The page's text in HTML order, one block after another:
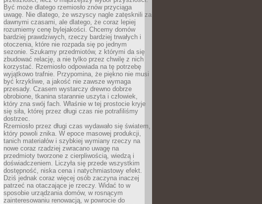
Być może dlatego rzemiosło znów przyciąga
uwagę. Nie dlatego, że wszyscy nagle zatęsknili za
dawnymi czasami, ale dlatego, że coraz lepiej
rozumiemy cenę bylejakości. Chcemy domów
bardziej prawdziwych, rzeczy bardziej trwałych i
otoczenia, które nie rozpada się po jednym
sezonie. Szukamy przedmiotów, z którymi da się
zbudować relację, a nie tylko przez chwilę z nich
korzystać. Rzemiosło odpowiada na tę potrzebę
wyjątkowo trafnie. Przypomina, że piękno nie musi
być krzykliwe, a jakość nie zawsze wymaga
przesady. Czasem wystarczy drewno dobrze
obrobione, tkanina starannie uszyta i człowiek,
który zna swój fach. Właśnie w tej prostocie kryje
się siła, której przez długi czas nie potrafiliśmy
dostrzec.
Rzemiosło przez długi czas wydawało się światem,
który powoli znika. W epoce masowej produkcji,
tanich materiałów i szybkiej wymiany rzeczy na
nowe coraz rzadziej zwracano uwagę na
przedmioty tworzone z cierpliwością, wiedzą i
doświadczeniem. Liczyła się przede wszystkim
dostępność, niska cena i natychmiastowy efekt.
Dziś jednak coraz więcej osób zaczyna inaczej
patrzeć na otaczające je rzeczy. Widać to w
sposobie urządzania domów, w rosnącym
zainteresowaniu renowacją, w powrocie do